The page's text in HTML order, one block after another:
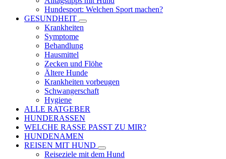
Hundesport: Welchen Sport machen?
GESUNDHEIT
Krankheiten
Symptome
Behandlung
Hausmittel
Zecken und Flöhe
Ältere Hunde
Krankheiten vorbeugen
Schwangerschaft
Hygiene
ALLE RATGEBER
HUNDERASSEN
WELCHE RASSE PASST ZU MIR?
HUNDENAMEN
REISEN MIT HUND
Reiseziele mit dem Hund